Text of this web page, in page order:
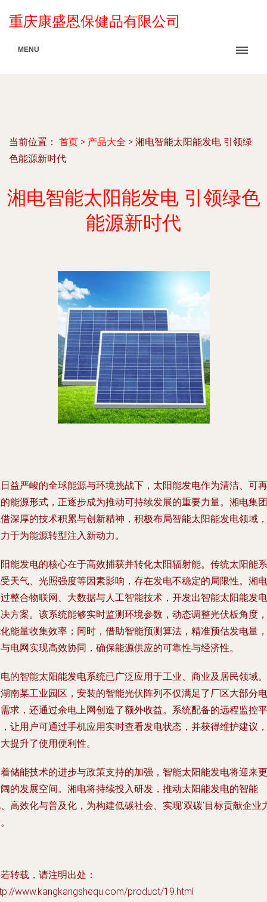
重庆康盛恩保健品有限公司
MENU
当前位置： 首页 > 产品大全 > 湘电智能太阳能发电 引领绿
色能源新时代
湘电智能太阳能发电 引领绿色
能源新时代
益严峻的全球能源与环境挑战下，太阳能发电作为清洁、可再
能源形式，正逐步成为推动可持续发展的重要力量。湘电集团
深厚的技术积累与创新精神，积极布局智能太阳能发电领域，
于为能源转型注入新动力。
能发电的核心在于高效捕获并转化太阳辐射能。传统太阳能系
天气、光照强度等因素影响，存在发电不稳定的局限性。湘电
整合物联网、大数据与人工智能技术，开发出智能太阳能发电
方案。该系统能够实时监测环境参数，动态调整光伏板角度，
能量收集效率；同时，借助智能预测算法，精准预估发电量，
电网实现高效协同，确保能源供应的可靠性与经济性。
的智能太阳能发电系统已广泛应用于工业、商业及居民领域。
南某工业园区，安装的智能光伏阵列不仅满足了厂区大部分电
求，还通过余电上网创造了额外收益。系统配备的远程监控平
让用户可通过手机应用实时查看发电状态，并获得维护建议，
提升了使用便利性。
储能技术的进步与政策支持的加强，智能太阳能发电将迎来更
的发展空间。湘电将持续投入研发，推动太阳能发电的智能
高效化与普及化，为构建低碳社会、实现'双碳'目标贡献企业
转载，请注明出处：
www.kangkangshequ.com/product/19.html